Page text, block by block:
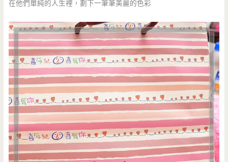
在他們單純的人生裡，劃下一筆筆美麗的色彩